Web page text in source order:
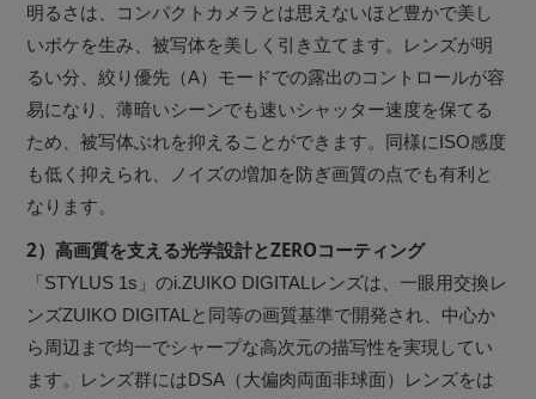
明るさは、コンパクトカメラとは思えないほど豊かで美し
いボケを生み、被写体を美しく引き立てます。レンズが明
るい分、絞り優先（A）モードでの露出のコントロールが容
易になり、薄暗いシーンでも速いシャッター速度を保てる
ため、被写体ぶれを抑えることができます。同様にISO感度
も低く抑えられ、ノイズの増加を防ぎ画質の点でも有利と
なります。
2）高画質を支える光学設計とZEROコーティング
「STYLUS 1s」のi.ZUIKO DIGITALレンズは、一眼用交換レ
ンズZUIKO DIGITALと同等の画質基準で開発され、中心か
ら周辺まで均一でシャープな高次元の描写性を実現してい
ます。レンズ群にはDSA（大偏肉両面非球面）レンズをは